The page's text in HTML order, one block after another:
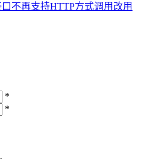
不再支持HTTP方式调用改用
*
*